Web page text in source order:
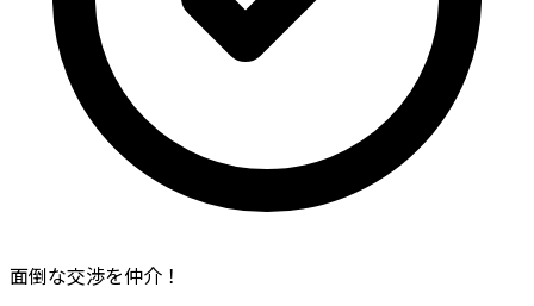
面倒な交渉を仲介！